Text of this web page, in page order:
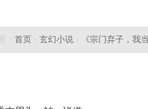
： 首页 › 玄幻小说 › 《宗门弃子，我